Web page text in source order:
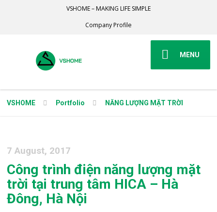
VSHOME – MAKING LIFE SIMPLE
Company Profile
MENU
VSHOME Portfolio NĂNG LƯỢNG MẶT TRỜI
7 August, 2017
Công trình điện năng lượng mặt
trời tại trung tâm HICA – Hà
Đông, Hà Nội